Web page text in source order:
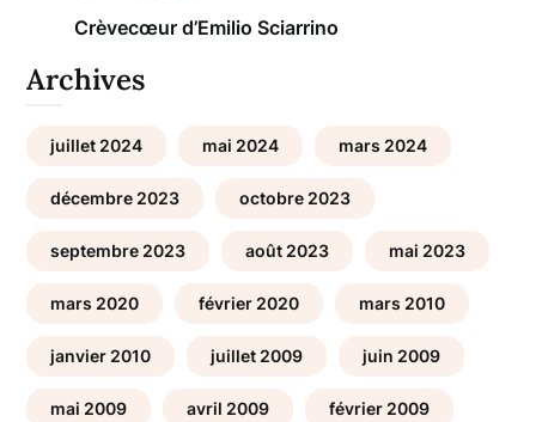
Crèvecœur d’Emilio Sciarrino
Archives
juillet 2024 mai 2024 mars 2024
décembre 2023 octobre 2023
septembre 2023 août 2023 mai 2023
mars 2020 février 2020 mars 2010
janvier 2010 juillet 2009 juin 2009
mai 2009 avril 2009 février 2009